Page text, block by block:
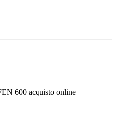
600 acquisto online